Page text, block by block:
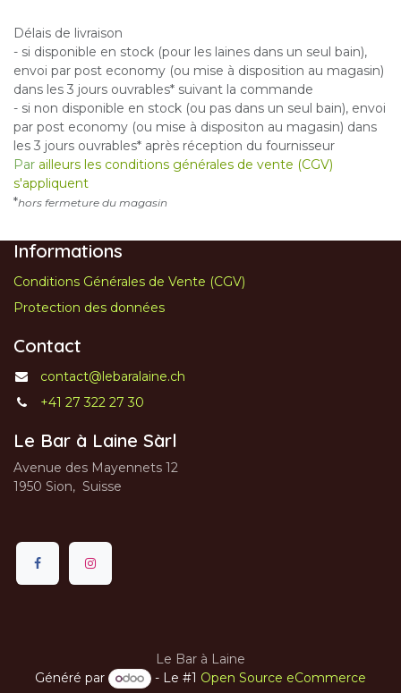
Délais de livraison
- si disponible en stock (pour les laines dans un seul bain),
envoi par post economy (ou mise à disposition au magasin)
dans les 3 jours ouvrables* suivant la commande
- si non disponible en stock (ou pas dans un seul bain), envoi
par post economy (ou mise à dispositon au magasin) dans
les 3 jours ouvrables* après réception du fournisseur
Par ailleurs les conditions générales de vente (CGV)
s'appliquent
*hors fermeture du magasin
Informations
Conditions Générales de Vente (CGV)
Protection des données
Contact
contact@lebaralaine.ch
+41 27 322 27 30
Le Bar à Laine Sàrl
Avenue des Mayennets 12
1950 Sion, Suisse
Le Bar à Laine
Généré par
- Le #1 Open Source eCommerce